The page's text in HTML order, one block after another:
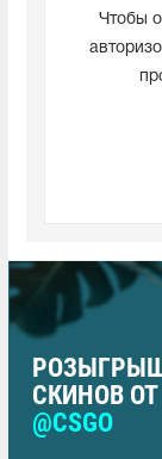
Чтобы
СКИНОВ ОТ
@CSGO